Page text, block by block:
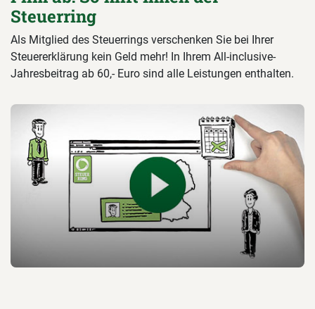
Steuerring
Als Mitglied des Steuerrings verschenken Sie bei Ihrer
Steuererklärung kein Geld mehr! In Ihrem All-inclusive-
Jahresbeitrag ab 60,- Euro sind alle Leistungen enthalten.